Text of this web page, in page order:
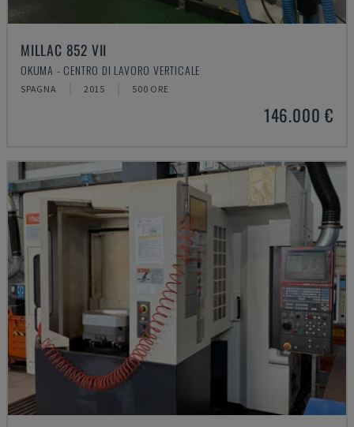
MILLAC 852 VII
OKUMA - CENTRO DI LAVORO VERTICALE
SPAGNA 2015 500 ORE
146.000 €